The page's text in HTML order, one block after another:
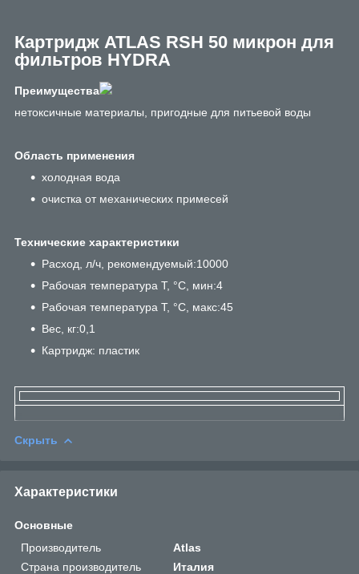
Картридж ATLAS RSH 50 микрон для
фильтров HYDRA
Преимущества
нетоксичные материалы, пригодные для питьевой воды
Область применения
холодная вода
очистка от механических примесей
Технические характеристики
Расход, л/ч, рекомендуемый:10000
Рабочая температура T, °C, мин:4
Рабочая температура T, °C, макс:45
Вес, кг:0,1
Картридж: пластик
Скрыть
Характеристики
Основные
Производитель
Atlas
Страна производитель
Италия